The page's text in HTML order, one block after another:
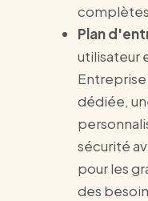
Plan
utilisateur
dédiée,
sécurité
pour les
des